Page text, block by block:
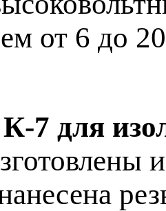
от 6 до
К-7 для